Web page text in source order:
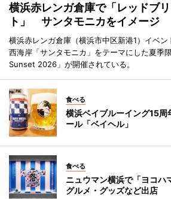
横浜赤レンガ倉庫で「レッドブ
ト」 サンタモニカをイメージ
横浜赤レンガ倉庫（横浜市中区新港1）イベン
西海岸「サンタモニカ」をテーマにした夏季
Sunset 2026」が開催されている。
食べる
横浜ベイブルーイング15
ール「ベイヘル」
食べる
ニュウマン横浜で「ヨコ
グルメ・グッズなど出店